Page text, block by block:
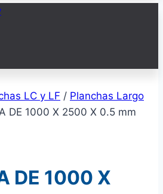
LC y LF / Planchas Largo
DE 1000 X 2500 X 0.5 mm
DE 1000 X